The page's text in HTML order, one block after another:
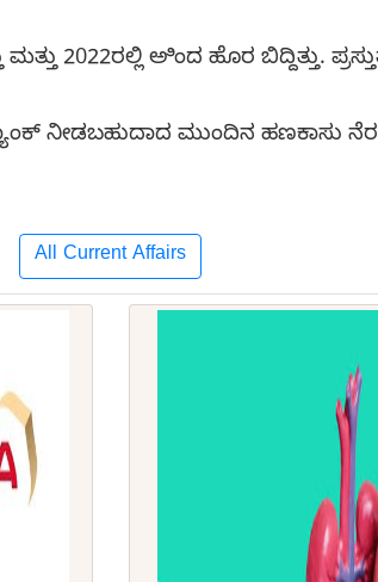
2022ರಲ್ಲಿ ಅಿಂದ ಹೊರ ಬಿದ್ದಿತ್ತು.
ನೀಡಬಹುದಾದ ಮುಂದಿನ ಹಣಕಾಸು
All Current Affairs